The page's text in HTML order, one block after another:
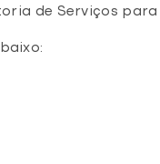
de Serviços